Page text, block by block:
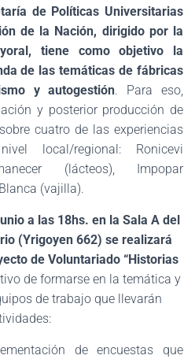
de Políticas Universitarias
de la Nación, dirigido por la
tiene como objetivo la
de las temáticas de fábricas
y autogestión. Para eso,
y posterior producción de
cuatro de las experiencias
local/regional: Ronicevi
(lácteos), Impopar
(vajilla).
a las 18hs. en la Sala A del
(Yrigoyen 662) se realizará
de Voluntariado “Historias
de formarse en la temática y
de trabajo que llevarán
de encuestas que